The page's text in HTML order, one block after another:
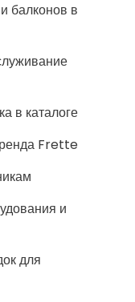
балконов в
в каталоге
Frette
и
для